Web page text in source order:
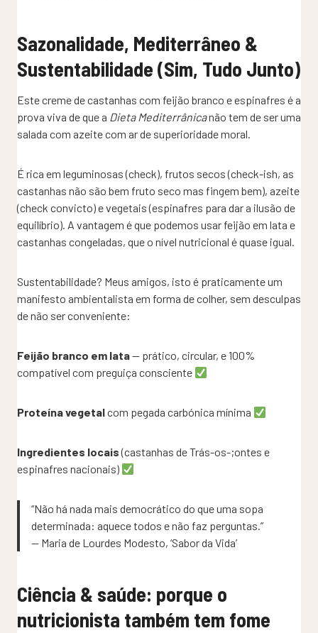
Sazonalidade, Mediterrâneo &
Sustentabilidade (Sim, Tudo Junto)
Estecreme de castanhas com feijão branco e espinafres é a
prova viva de que a Dieta Mediterrânicanão tem de ser uma
salada com azeite com ar de superioridade moral.
É rica em leguminosas (check), frutos secos (check-ish, as
castanhas não são bem fruto seco mas fingem bem), azeite
(check convicto) e vegetais (espinafres para dar a ilusão de
equilíbrio). A vantagem é que podemos usar feijão em lata e
castanhas congeladas, que o nível nutricional é quase igual.
Sustentabilidade? Meus amigos, isto é praticamente um
manifesto ambientalista em forma de colher, sem desculpas
de não ser conveniente:
Feijão branco em lata— prático, circular, e 100%
compatível com preguiça consciente
Proteína vegetalcom pegada carbónica mínima
Ingredientes locais(castanhas de Trás-os-;ontes e
espinafres nacionais)
“Não há nada mais democrático do que uma sopa
determinada: aquece todos e não faz perguntas.”
— Maria de Lourdes Modesto, ‘Sabor da Vida’
Ciência & saúde: porque o
nutricionista também tem fome